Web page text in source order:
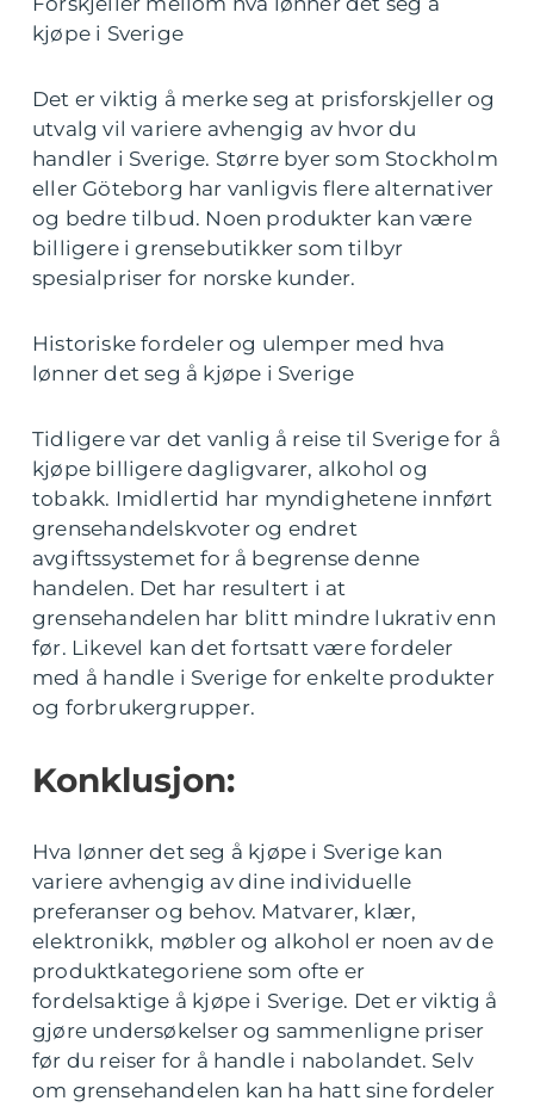
kjøpe i Sverige
Det er viktig å merke seg at prisforskjeller og
utvalg vil variere avhengig av hvor du
handler i Sverige. Større byer som Stockholm
eller Göteborg har vanligvis flere alternativer
og bedre tilbud. Noen produkter kan være
billigere i grensebutikker som tilbyr
spesialpriser for norske kunder.
Historiske fordeler og ulemper med hva
lønner det seg å kjøpe i Sverige
Tidligere var det vanlig å reise til Sverige for å
kjøpe billigere dagligvarer, alkohol og
tobakk. Imidlertid har myndighetene innført
grensehandelskvoter og endret
avgiftssystemet for å begrense denne
handelen. Det har resultert i at
grensehandelen har blitt mindre lukrativ enn
før. Likevel kan det fortsatt være fordeler
med å handle i Sverige for enkelte produkter
og forbrukergrupper.
Konklusjon:
Hva lønner det seg å kjøpe i Sverige kan
variere avhengig av dine individuelle
preferanser og behov. Matvarer, klær,
elektronikk, møbler og alkohol er noen av de
produktkategoriene som ofte er
fordelsaktige å kjøpe i Sverige. Det er viktig å
gjøre undersøkelser og sammenligne priser
før du reiser for å handle i nabolandet. Selv
om grensehandelen kan ha hatt sine fordeler